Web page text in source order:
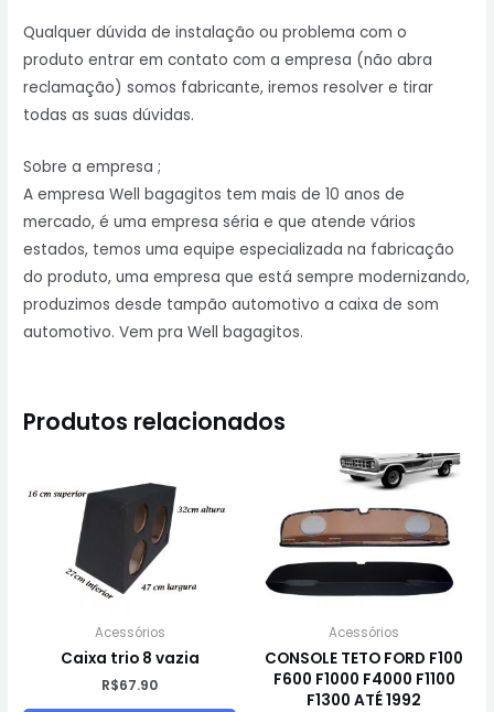
Qualquer dúvida de instalação ou problema com o
produto entrar em contato com a empresa (não abra
reclamação) somos fabricante, iremos resolver e tirar
todas as suas dúvidas.
Sobre a empresa ;
A empresa Well bagagitos tem mais de 10 anos de
mercado, é uma empresa séria e que atende vários
estados, temos uma equipe especializada na fabricação
do produto, uma empresa que está sempre modernizando,
produzimos desde tampão automotivo a caixa de som
automotivo. Vem pra Well bagagitos.
Produtos relacionados
Acessórios
Caixa trio 8 vazia
R$67.90
Acessórios
CONSOLE TETO FORD F100
F600 F1000 F4000 F1100
F1300 ATÉ 1992